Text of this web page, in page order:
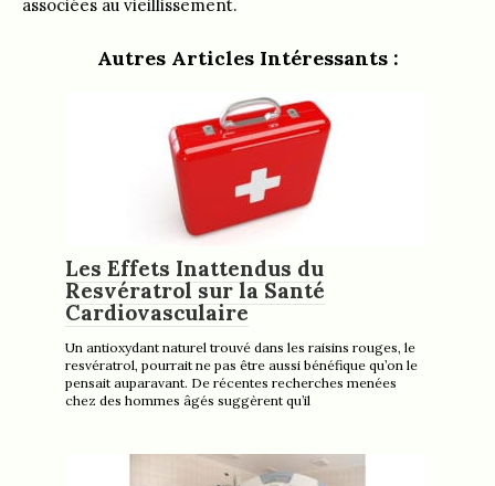
associées au vieillissement.
Autres Articles Intéressants :
Les Effets Inattendus du
Resvératrol sur la Santé
Cardiovasculaire
Un antioxydant naturel trouvé dans les raisins rouges, le
resvératrol, pourrait ne pas être aussi bénéfique qu’on le
pensait auparavant. De récentes recherches menées
chez des hommes âgés suggèrent qu’il